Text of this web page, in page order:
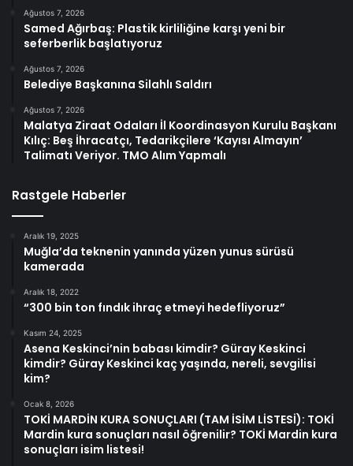
Ağustos 7, 2026
Samed Ağırbaş: Plastik kirliliğine karşı yeni bir
seferberlik başlatıyoruz
Ağustos 7, 2026
Belediye Başkanına Silahlı Saldırı
Ağustos 7, 2026
Malatya Ziraat Odaları İl Koordinasyon Kurulu Başkanı
Kılıç: Beş İhracatçı, Tedarikçilere ‘Kayısı Almayın’
Talimatı Veriyor. TMO Alım Yapmalı
Rastgele Haberler
Aralık 19, 2025
Muğla’da teknenin yanında yüzen yunus sürüsü
kamerada
Aralık 18, 2022
“300 bin ton fındık ihraç etmeyi hedefliyoruz”
Kasım 24, 2025
Asena Keskinci’nin babası kimdir? Güray Keskinci
kimdir? Güray Keskinci kaç yaşında, nereli, sevgilisi
kim?
Ocak 8, 2026
TOKİ MARDİN KURA SONUÇLARI (TAM İSİM LİSTESİ): TOKİ
Mardin kura sonuçları nasıl öğrenilir? TOKİ Mardin kura
sonuçları isim listesi!